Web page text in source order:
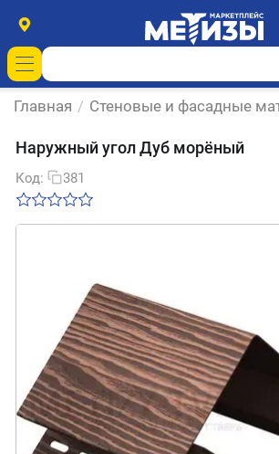
Главная / Стеновые и фасадные
Наружный угол Дуб морёный
Код: 381